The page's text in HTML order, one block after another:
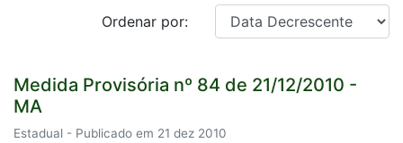
Ordenar por:
Medida Provisória nº 84 de 21/12/2010 -
MA
Estadual - Publicado em 21 dez 2010